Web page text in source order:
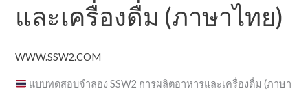
และเครื่องดื่ม (ภาษาไทย)
WWW.SSW2.COM
แบบทดสอบจำลอง SSW2 การผลิตอาหารและเครื่องดื่ม (ภาษา